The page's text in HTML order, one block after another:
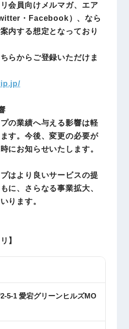
会員向けメルマガ、エア
・Facebook）、なら
内する想定となっており
らからご登録いただけま
の業績へ与える影響は軽
す。今後、変更の必要が
にお知らせいたします。
はより良いサービスの提
に、さらなる事業拡大、
ります。
】
5-1 愛宕グリーンヒルズMO